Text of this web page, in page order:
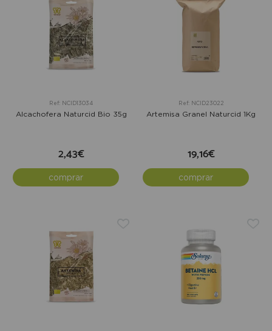
Ref: NCID13034
Alcachofera Naturcid Bio 35g
2,43€
comprar
Ref: NCID23022
Artemisa Granel Naturcid 1Kg
19,16€
comprar